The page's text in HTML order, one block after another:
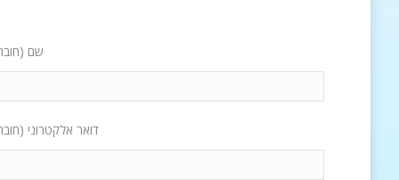
שם
דואר אלקטרוני